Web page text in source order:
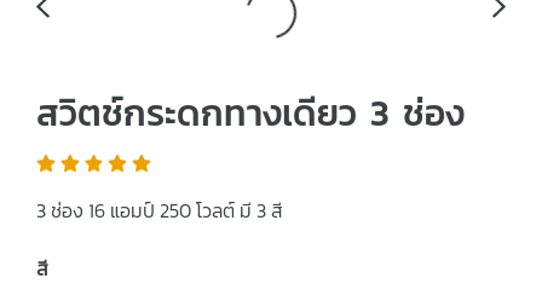
สวิตช์กระดกทางเดียว 3 ช่อง
3 ช่อง 16 แอมป์ 250 โวลต์ มี 3 สี
สี